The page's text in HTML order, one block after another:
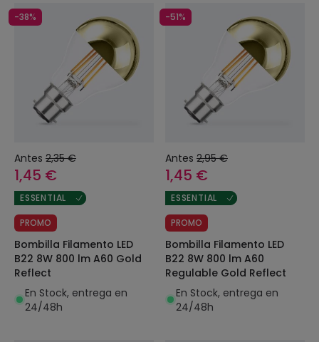
-38%
Antes 2,35 €
1,45 €
ESSENTIAL
PROMO
Bombilla Filamento LED
B22 8W 800 lm A60 Gold
Reflect
En Stock, entrega en
24/48h
-51%
Antes 2,95 €
1,45 €
ESSENTIAL
PROMO
Bombilla Filamento LED
B22 8W 800 lm A60
Regulable Gold Reflect
En Stock, entrega en
24/48h